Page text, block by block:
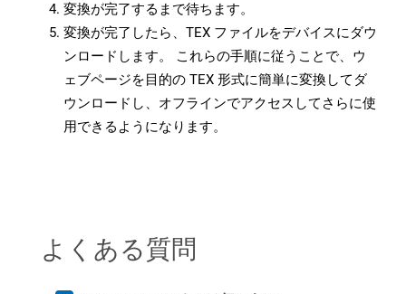
変換が完了するまで待ちます。
変換が完了したら、TEX ファイルをデバイスにダウ
ンロードします。 これらの手順に従うことで、ウ
ェブページを目的の TEX 形式に簡単に変換してダ
ウンロードし、オフラインでアクセスしてさらに使
用できるようになります。
よくある質問